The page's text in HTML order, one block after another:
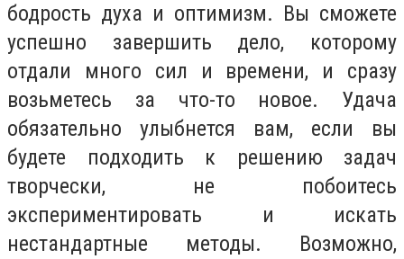
бодрость духа и оптимизм. Вы сможете
успешно завершить дело, которому
отдали много сил и времени, и сразу
возьметесь за что-то новое. Удача
обязательно улыбнется вам, если вы
будете подходить к решению задач
творчески, не побоитесь
экспериментировать и искать
нестандартные методы. Возможно,